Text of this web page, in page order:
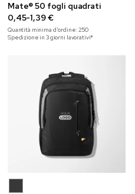
Mate® 50 fogli quadrati
0,45-1,39 €
Quantità minima d'ordine:250
Spedizione in 3 giorni lavorativi*